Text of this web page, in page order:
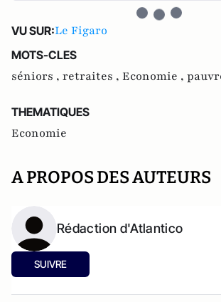
VU SUR:Le Figaro
MOTS-CLES
séniors , retraites , Economie ,
THEMATIQUES
Economie
A PROPOS DES AUTEURS
Rédaction d'Atlantico
SUIVRE